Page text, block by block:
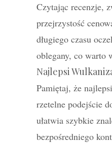
Czytając recenzje,
przejrzystość
długiego czasu
oblegany, co warto
Najlepsi
Pamiętaj, że
rzetelne podejście
ułatwia szybkie
bezpośredniego